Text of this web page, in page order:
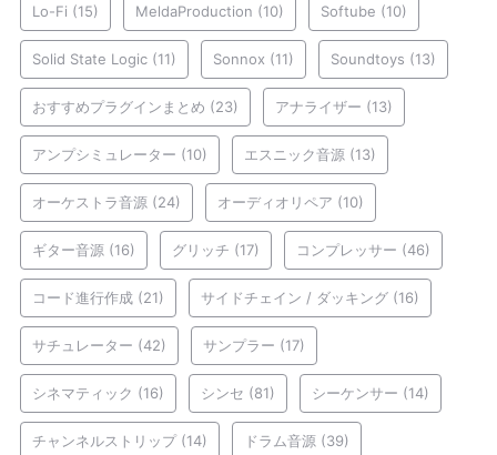
Lo-Fi (15) MeldaProduction (10) Softube (10)
Solid State Logic (11) Sonnox (11) Soundtoys (13)
おすすめプラグインまとめ (23) アナライザー (13)
アンプシミュレーター (10) エスニック音源 (13)
オーケストラ音源 (24) オーディオリペア (10)
ギター音源 (16) グリッチ (17) コンプレッサー (46)
コード進行作成 (21) サイドチェイン / ダッキング (16)
サチュレーター (42) サンプラー (17)
シネマティック (16) シンセ (81) シーケンサー (14)
チャンネルストリップ(14) ドラム音源 (39)